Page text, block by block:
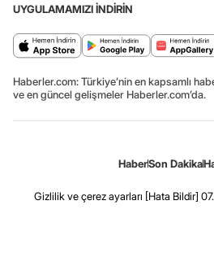
UYGULAMAMIZI İNDİRİN
Haberler.com: Türkiye’nin en kapsamlı
ve en güncel gelişmeler Haberler.com’da.
HaberSon Dakika
Gizlilik ve çerez ayarları [Hata Bildir]